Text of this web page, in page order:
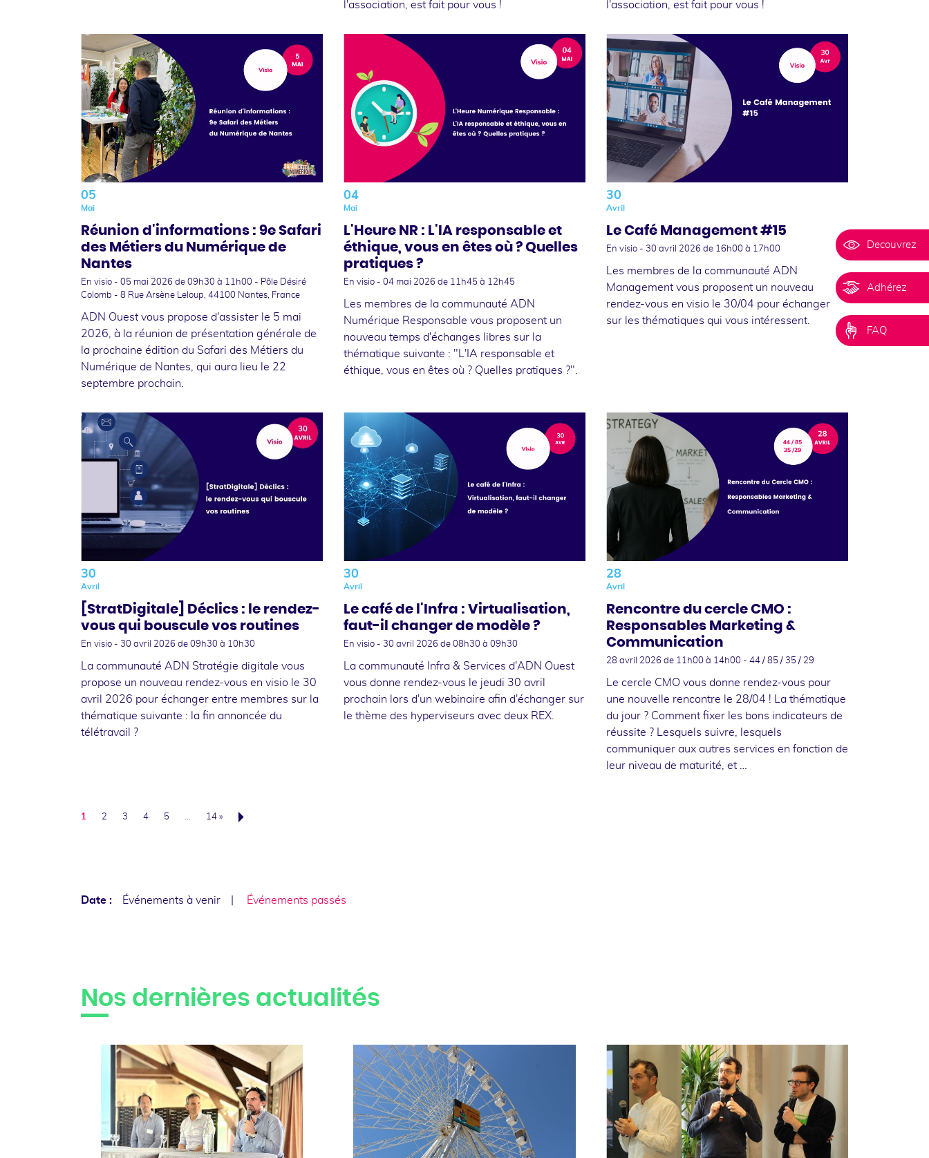
l'association, est fait pour vous !
l'association, est fait pour vous !
05
Mai
Réunion d'informations : 9e Safari
des Métiers du Numérique de
Nantes
En visio - 05 mai 2026 de 09h30 à 11h00 - Pôle Désiré
Colomb - 8 Rue Arsène Leloup, 44100 Nantes, France
ADN Ouest vous propose d'assister le 5 mai
2026, à la réunion de présentation générale de
la prochaine édition du Safari des Métiers du
Numérique de Nantes, qui aura lieu le 22
septembre prochain.
04
Mai
L'Heure NR : L'IA responsable et
éthique, vous en êtes où ? Quelles
pratiques ?
En visio - 04 mai 2026 de 11h45 à 12h45
Les membres de la communauté ADN
Numérique Responsable vous proposent un
nouveau temps d'échanges libres sur la
thématique suivante : "L'IA responsable et
éthique, vous en êtes où ? Quelles pratiques ?".
30
Avril
Le Café Management #15
En visio - 30 avril 2026 de 16h00 à 17h00
Les membres de la communauté ADN
Management vous proposent un nouveau
rendez-vous en visio le 30/04 pour échanger
sur les thématiques qui vous intéressent.
30
Avril
[StratDigitale] Déclics : le rendez-
vous qui bouscule vos routines
En visio - 30 avril 2026 de 09h30 à 10h30
La communauté ADN Stratégie digitale vous
propose un nouveau rendez-vous en visio le 30
avril 2026 pour échanger entre membres sur la
thématique suivante : la fin annoncée du
télétravail ?
30
Avril
Le café de l'Infra : Virtualisation,
faut-il changer de modèle ?
En visio - 30 avril 2026 de 08h30 à 09h30
La communauté Infra & Services d'ADN Ouest
vous donne rendez-vous le jeudi 30 avril
prochain lors d'un webinaire afin d'échanger sur
le thème des hyperviseurs avec deux REX.
28
Avril
Rencontre du cercle CMO :
Responsables Marketing &
Communication
28 avril 2026 de 11h00 à 14h00 - 44 / 85 / 35 / 29
Le cercle CMO vous donne rendez-vous pour
une nouvelle rencontre le 28/04 ! La thématique
du jour ? Comment fixer les bons indicateurs de
réussite ? Lesquels suivre, lesquels
communiquer aux autres services en fonction de
leur niveau de maturité, et …
1 2 3 4 5 … 14 »
Date : Événements à venir Événements passés
Decouvrez
Adhérez
FAQ
Nos dernières actualités